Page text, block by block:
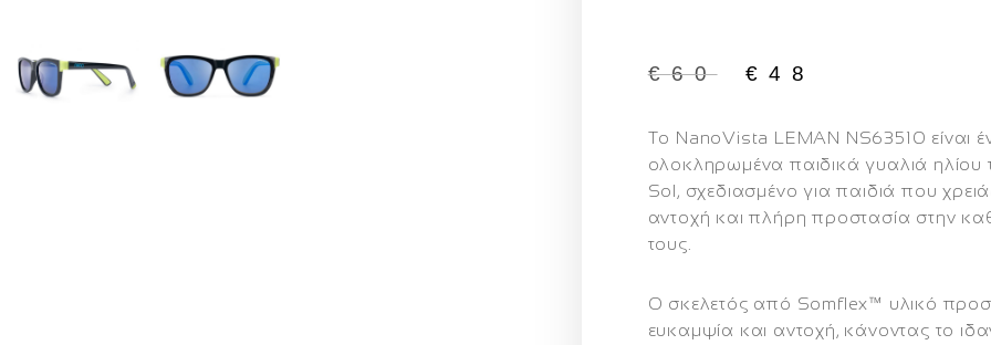
€60 € 48
Το NanoVista LEMAN NS63510 είναι
ολοκληρωμένα παιδικά γυαλιά ηλίου
Sol, σχεδιασμένο για παιδιά που
αντοχή και πλήρη προστασία στην
τους.
Ο σκελετός από Somflex™ υλικό
ευκαμψία και αντοχή, κάνοντας το